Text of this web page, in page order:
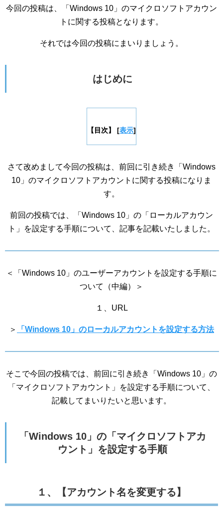
今回の投稿は、「Windows 10」のマイクロソフトアカウン
トに関する投稿となります。
それでは今回の投稿にまいりましょう。
はじめに
【目次】 [表示]
さて改めまして今回の投稿は、前回に引き続き「Windows
10」のマイクロソフトアカウントに関する投稿になりま
す。
前回の投稿では、「Windows 10」の「ローカルアカウン
ト」を設定する手順について、記事を記載いたしました。
＜「Windows 10」のユーザーアカウントを設定する手順に
ついて（中編）＞
１、URL
＞ 「Windows 10」のローカルアカウントを設定する方法
そこで今回の投稿では、前回に引き続き「Windows 10」の
「マイクロソフトアカウント」を設定する手順について、
記載してまいりたいと思います。
「Windows 10」の「マイクロソフトアカ
ウント」を設定する手順
１、【アカウント名を変更する】